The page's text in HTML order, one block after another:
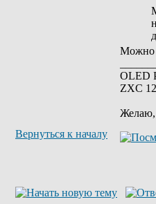
Можно
OLED
ZXC
Желаю,
Вернуться к началу